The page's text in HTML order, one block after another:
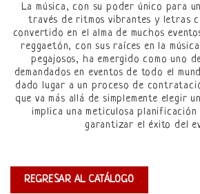
La música, con su poder único para
través de ritmos vibrantes y letras
convertido en el alma de muchos
reggaetón, con sus raíces en la
pegajosos, ha emergido como uno
demandados en eventos de todo el
dado lugar a un proceso de
que va más allá de simplemente elegir
implica una meticulosa
garantizar el éxito del
REGRESAR AL CATÁLOGO